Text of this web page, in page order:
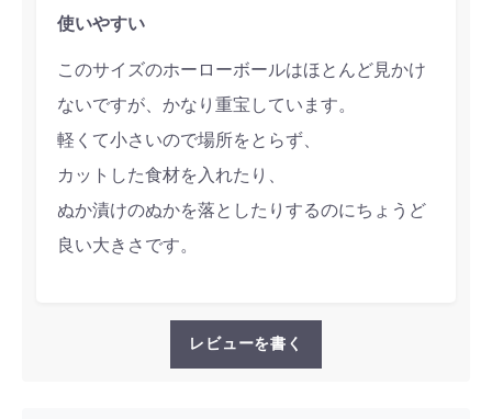
使いやすい
このサイズのホーローボールはほとんど見かけ
ないですが、かなり重宝しています。
軽くて小さいので場所をとらず、
カットした食材を入れたり、
ぬか漬けのぬかを落としたりするのにちょうど
良い大きさです。
レビューを書く